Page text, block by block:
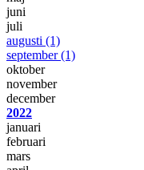
juni
juli
augusti (1)
september(1)
oktober
november
december
2022
januari
februari
mars